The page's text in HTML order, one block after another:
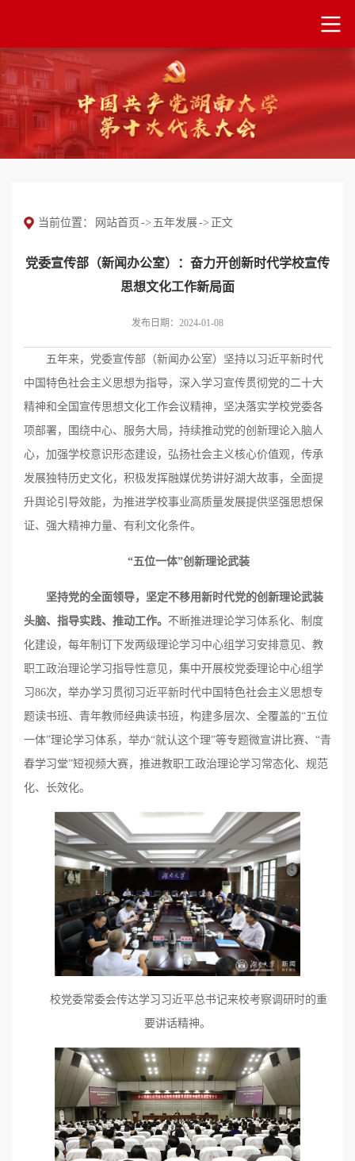
当前位置： 网站首页 -> 五年发展-> 正文
党委宣传部（新闻办公室）：奋力开创新时代学校宣传
思想文化工作新局面
发布日期：2024-01-08
五年来，党委宣传部（新闻办公室）坚持以习近平新时代
中国特色社会主义思想为指导，深入学习宣传贯彻党的二十大
精神和全国宣传思想文化工作会议精神，坚决落实学校党委各
项部署，围绕中心、服务大局，持续推动党的创新理论入脑人
心，加强学校意识形态建设，弘扬社会主义核心价值观，传承
发展独特历史文化，积极发挥融媒优势讲好湖大故事，全面提
升舆论引导效能，为推进学校事业高质量发展提供坚强思想保
证、强大精神力量、有利文化条件。
“五位一体”创新理论武装
坚持党的全面领导，坚定不移用新时代党的创新理论武装
头脑、指导实践、推动工作。 不断推进理论学习体系化、制度
化建设，每年制订下发两级理论学习中心组学习安排意见、教
职工政治理论学习指导性意见，集中开展校党委理论中心组学
习86次，举办学习贯彻习近平新时代中国特色社会主义思想专
题读书班、青年教师经典读书班，构建多层次、全覆盖的“五位
一体”理论学习体系，举办“就认这个理”等专题微宣讲比赛、“青
春学习堂”短视频大赛，推进教职工政治理论学习常态化、规范
化、长效化。
校党委常委会传达学习习近平总书记来校考察调研时的重
要讲话精神。